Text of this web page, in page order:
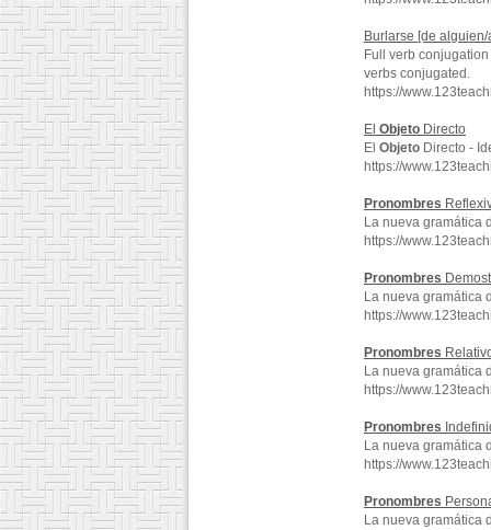
Burlarse [de
Full verb
verbs conjugated.
https://
El Objeto Directo
El Objeto Directo -
https://
Pronombres
La nueva gramática
https://
Pronombres
La nueva gramática
https://
Pronombres
La nueva gramática
https://
Pronombres
La nueva gramática
https://
Pronombres
La nueva gramática